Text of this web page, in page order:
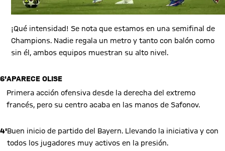
¡Qué intensidad! Se nota que estamos en una semifinal de
Champions. Nadie regala un metro y tanto con balón como
sin él, ambos equipos muestran su alto nivel.
6'APARECE OLISE
Primera acción ofensiva desde la derecha del extremo
francés, pero su centro acaba en las manos de Safonov.
4'Buen inicio de partido del Bayern. Llevando la iniciativa y con
todos los jugadores muy activos en la presión.